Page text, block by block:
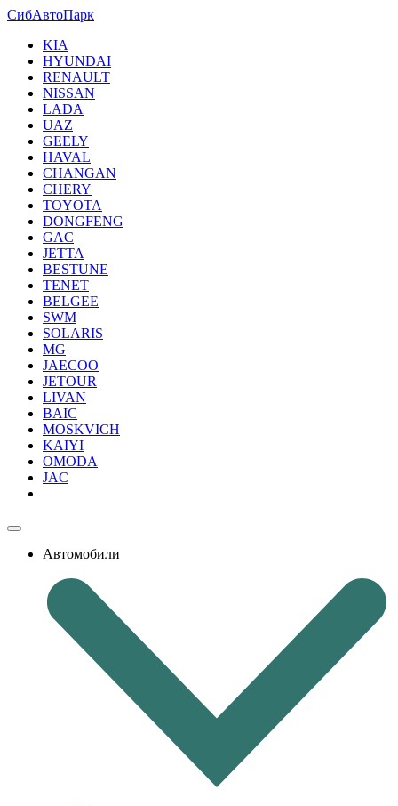
СибАвтоПарк
KIA
HYUNDAI
RENAULT
NISSAN
LADA
UAZ
GEELY
HAVAL
CHANGAN
CHERY
TOYOTA
DONGFENG
GAC
JETTA
BESTUNE
TENET
BELGEE
SWM
SOLARIS
MG
JAECOO
JETOUR
LIVAN
BAIC
MOSKVICH
KAIYI
OMODA
JAC
Автомобили